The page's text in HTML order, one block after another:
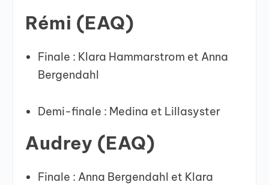
Rémi (EAQ)
Finale : Klara Hammarstrom et Anna
Bergendahl
Demi-finale : Medina et Lillasyster
Audrey (EAQ)
Finale : Anna Bergendahl et Klara